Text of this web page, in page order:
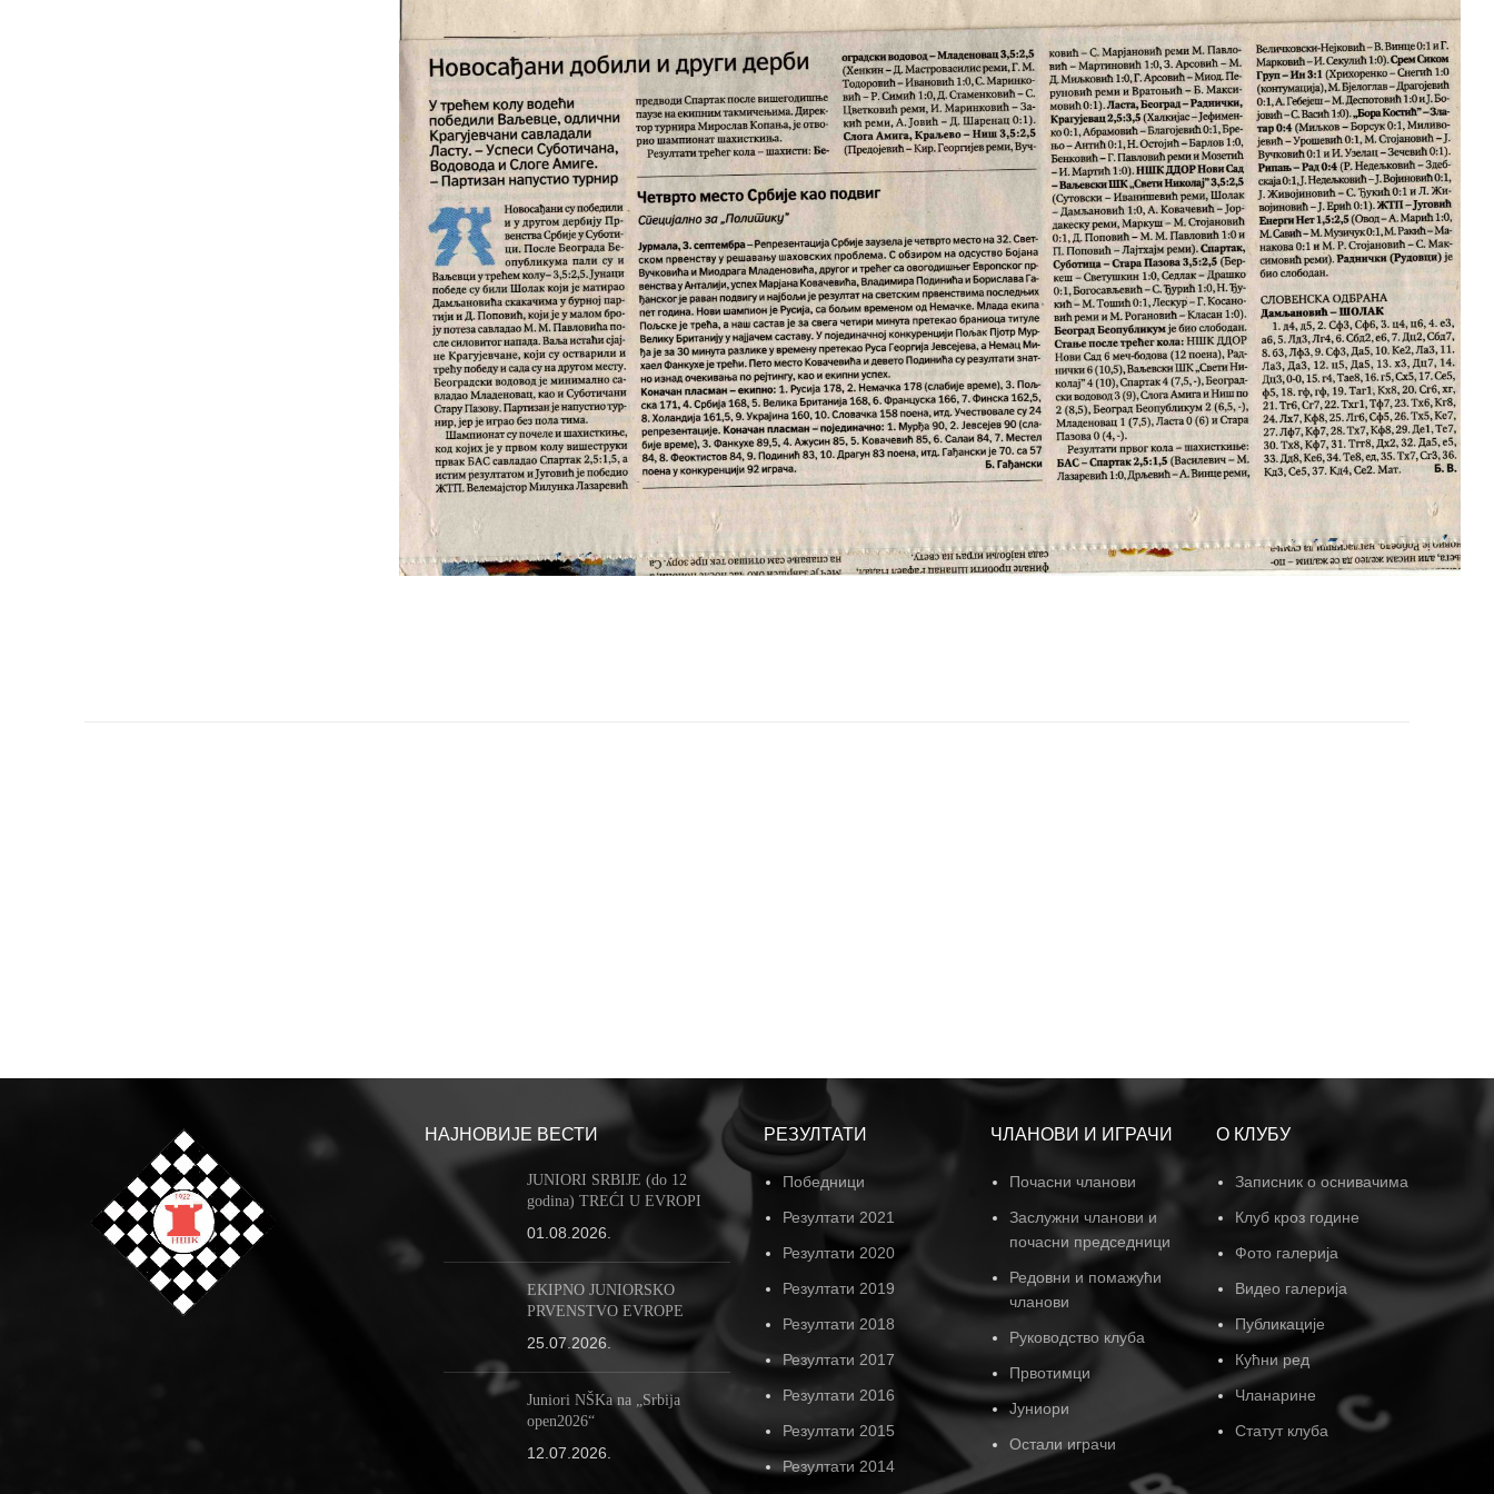
НАЈНОВИЈЕ ВЕСТИ
JUNIORI SRBIJE (do 12
godina) TREĆI U EVROPI
01.08.2026.
EKIPNO JUNIORSKO
PRVENSTVO EVROPE
25.07.2026.
Juniori NŠKa na „Srbija
open2026“
12.07.2026.
РЕЗУЛТАТИ
Победници
Резултати 2021
Резултати 2020
Резултати 2019
Резултати 2018
Резултати 2017
Резултати 2016
Резултати 2015
Резултати 2014
ЧЛАНОВИ И ИГРАЧИ
Почасни чланови
Заслужни чланови и
почасни председници
Редовни и помажући
чланови
Руководство клуба
Првотимци
Јуниори
Остали играчи
О КЛУБУ
Записник о оснивачима
Клуб кроз године
Фото галерија
Видео галерија
Публикације
Кућни ред
Чланарине
Статут клуба